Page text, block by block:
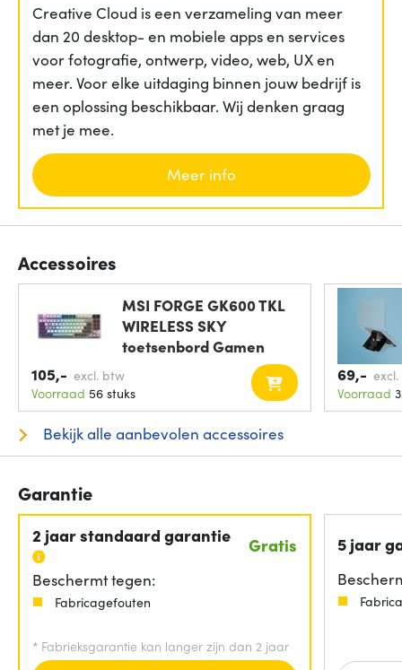
Creative Cloud is een verzameling van meer
dan 20 desktop- en mobiele apps en services
voor fotografie, ontwerp, video, web, UX en
meer. Voor elke uitdaging binnen jouw bedrijf is
een oplossing beschikbaar. Wij denken graag
met je mee.
Meer info
Accessoires
MSI FORGE GK600 TKL
WIRELESS SKY
toetsenbord Gamen
105,- excl. btw
Voorraad 56 stuks
69,-
Voorraad
Bekijk alle aanbevolen accessoires
Garantie
2 jaar standaard garantie Gratis
Beschermt tegen:
Fabricagefouten
* Fabrieksgarantie kan langer zijn dan 2 jaar
5 jaar